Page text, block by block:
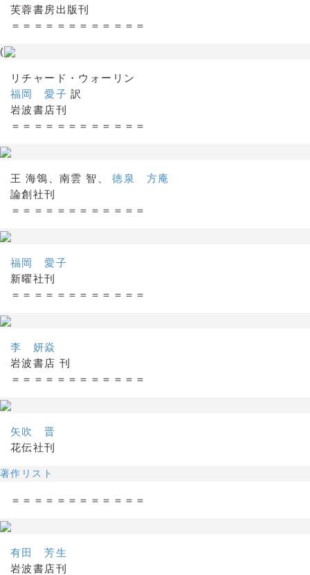
芙蓉書房出版刊
＝＝＝＝＝＝＝＝＝＝＝＝
(
リチャード・ウォーリン
福岡 愛子 訳
岩波書店刊
＝＝＝＝＝＝＝＝＝＝＝＝
王 海鴒、南雲 智、徳泉 方庵
論創社刊
＝＝＝＝＝＝＝＝＝＝＝＝
福岡 愛子
新曜社刊
＝＝＝＝＝＝＝＝＝＝＝＝
李 妍焱
岩波書店 刊
＝＝＝＝＝＝＝＝＝＝＝＝
矢吹 晋
花伝社刊
著作リスト
＝＝＝＝＝＝＝＝＝＝＝＝
有田 芳生
岩波書店刊